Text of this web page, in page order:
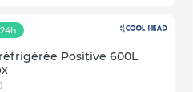
Positive 600L